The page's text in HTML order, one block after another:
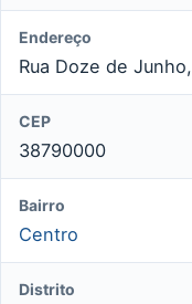
Endereço
Rua Doze de
CEP
38790000
Bairro
Centro
Distrito